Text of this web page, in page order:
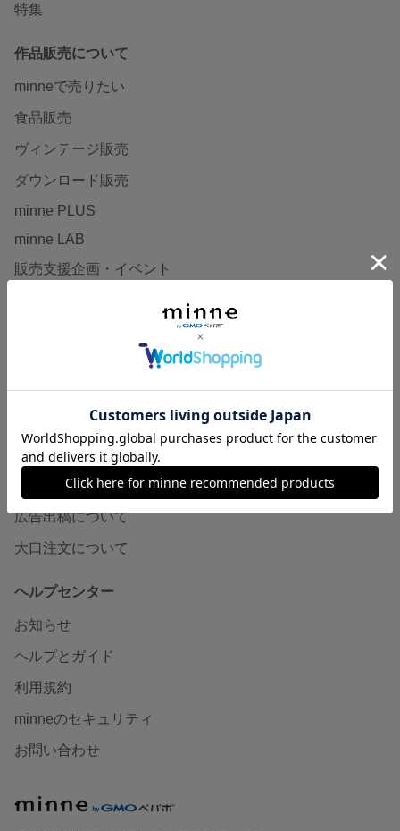
特集
作品販売について
minneで売りたい
食品販売
ヴィンテージ販売
ダウンロード販売
minne PLUS
minne LAB
販売支援企画・イベント
minneとものづくりと
minneの本
企業の方へ
広告出稿について
大口注文について
ヘルプセンター
お知らせ
ヘルプとガイド
利用規約
minneのセキュリティ
お問い合わせ